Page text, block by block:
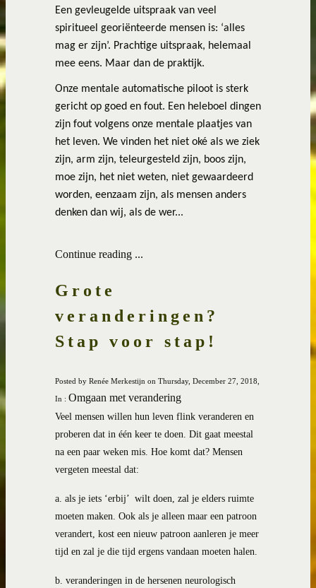
Een gevleugelde uitspraak van veel
spiritueel georiënteerde mensen is: ‘alles
mag er zijn’. Prachtige uitspraak, helemaal
mee eens. Maar dan de praktijk.
Onze mentale automatische piloot is sterk
gericht op goed en fout. Een heleboel dingen
zijn fout volgens onze mentale plaatjes van
het leven. We vinden het niet oké als we ziek
zijn, arm zijn, teleurgesteld zijn, boos zijn,
moe zijn, het niet weten, niet gewaardeerd
worden, eenzaam zijn, als mensen anders
denken dan wij, als de wer...
Continue reading ...
Grote
veranderingen?
Stap voor stap!
Posted by Renée Merkestijn on Thursday, December 27, 2018,
In : Omgaan met verandering
Veel mensen willen hun leven flink veranderen en
proberen dat in één keer te doen. Dit gaat meestal
na een paar weken mis. Hoe komt dat? Mensen
vergeten meestal dat:
a. als je iets ‘erbij’ wilt doen, zal je elders ruimte
moeten maken. Ook als je alleen maar een patroon
verandert, kost een nieuw patroon aanleren je meer
tijd en zal je die tijd ergens vandaan moeten halen.
b. veranderingen in de hersenen neurologisch